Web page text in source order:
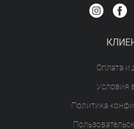
Оплата и
Условия
Политика